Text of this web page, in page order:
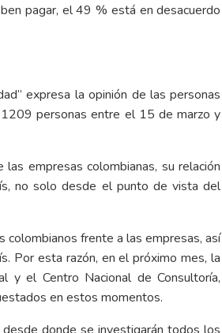
pagar, el 49 % está en desacuerdo
expresa la opinión de las personas
personas entre el 15 de marzo y
empresas colombianas, su relación
no solo desde el punto de vista del
colombianos frente a las empresas, así
Por esta razón, en el próximo mes, la
y el Centro Nacional de Consultoría,
en estos momentos.